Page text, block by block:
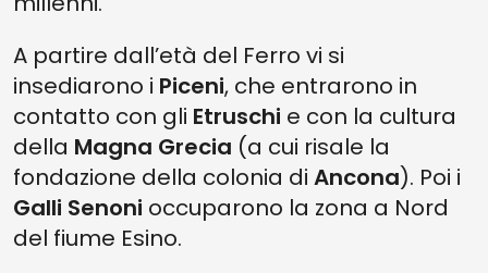
A partire dall’età del Ferro vi si
insediarono i Piceni, che entrarono in
contatto con gli Etruschi e con la cultura
della Magna Grecia (a cui risale la
fondazione della colonia di Ancona). Poi i
Galli Senoni occuparono la zona a Nord
del fiume Esino.